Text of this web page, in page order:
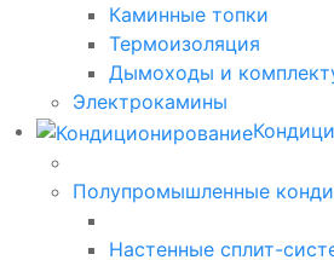
Каминные топки
Термоизоляция
Дымоходы и
Электрокамины
Полупромышленные
Настенные сплит-